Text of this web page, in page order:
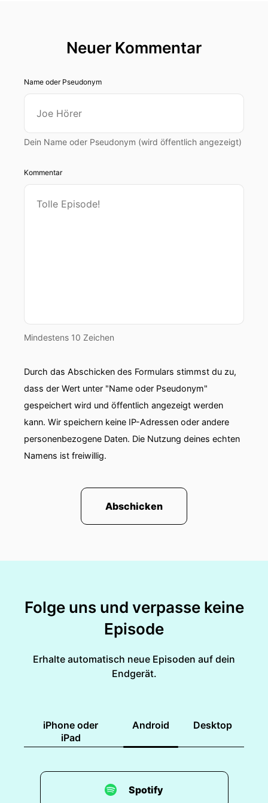
Neuer Kommentar
Name oder Pseudonym
Dein Name oder Pseudonym (wird öffentlich angezeigt)
Kommentar
Mindestens 10 Zeichen
Durch das Abschicken des Formulars stimmst du zu,
dass der Wert unter "Name oder Pseudonym"
gespeichert wird und öffentlich angezeigt werden
kann. Wir speichern keine IP-Adressen oder andere
personenbezogene Daten. Die Nutzung deines echten
Namens ist freiwillig.
Abschicken
Folge uns und verpasse keine
Episode
Erhalte automatisch neue Episoden auf dein
Endgerät.
iPhone oder
iPad
Android Desktop
Spotify